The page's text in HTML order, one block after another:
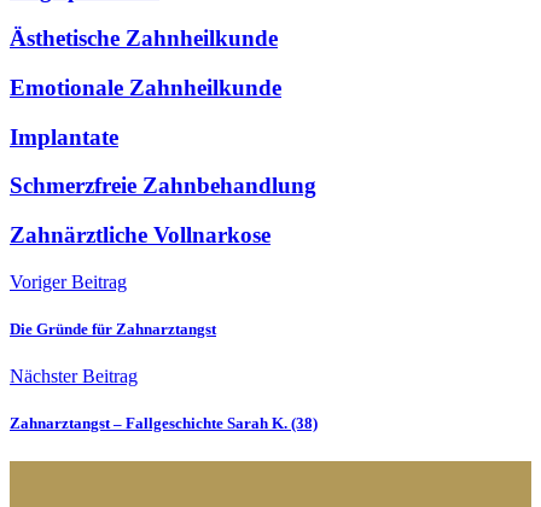
Ästhetische Zahnheilkunde
Emotionale Zahnheilkunde
Implantate
Schmerzfreie Zahnbehandlung
Zahnärztliche Vollnarkose
Voriger Beitrag
Die Gründe für Zahnarztangst
Nächster Beitrag
Zahnarztangst – Fallgeschichte Sarah K. (38)